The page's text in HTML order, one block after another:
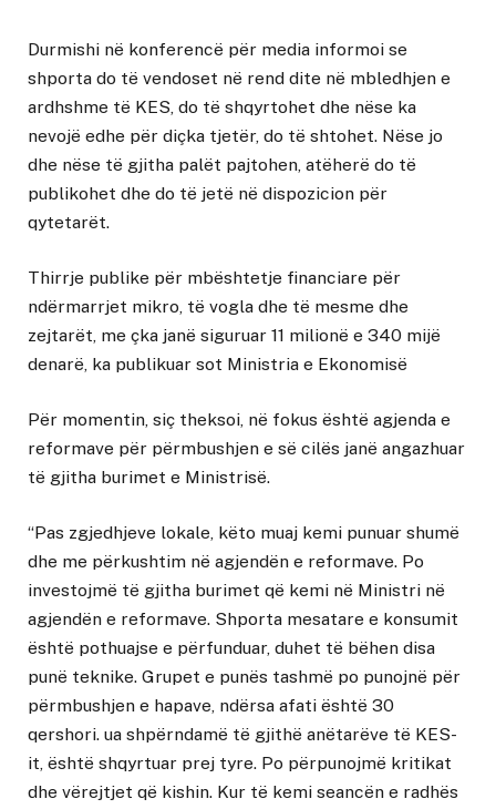
Durmishi në konferencë për media informoi se
shporta do të vendoset në rend dite në mbledhjen e
ardhshme të KES, do të shqyrtohet dhe nëse ka
nevojë edhe për diçka tjetër, do të shtohet. Nëse jo
dhe nëse të gjitha palët pajtohen, atëherë do të
publikohet dhe do të jetë në dispozicion për
qytetarët.
Thirrje publike për mbështetje financiare për
ndërmarrjet mikro, të vogla dhe të mesme dhe
zejtarët, me çka janë siguruar 11 milionë e 340 mijë
denarë, ka publikuar sot Ministria e Ekonomisë
Për momentin, siç theksoi, në fokus është agjenda e
reformave për përmbushjen e së cilës janë angazhuar
të gjitha burimet e Ministrisë.
“Pas zgjedhjeve lokale, këto muaj kemi punuar shumë
dhe me përkushtim në agjendën e reformave. Po
investojmë të gjitha burimet që kemi në Ministri në
agjendën e reformave. Shporta mesatare e konsumit
është pothuajse e përfunduar, duhet të bëhen disa
punë teknike. Grupet e punës tashmë po punojnë për
përmbushjen e hapave, ndërsa afati është 30
qershori. ua shpërndamë të gjithë anëtarëve të KES-
it, është shqyrtuar prej tyre. Po përpunojmë kritikat
dhe vërejtjet që kishin. Kur të kemi seancën e radhës